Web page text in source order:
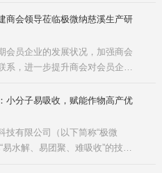
真实性审查、尽调走访、审定发
余家高科技型技术企业的竞争中
了2022年度《甬江人才工程》资
波《甬江
商会领导莅临极微纳慈溪生产研
会员企业的发展状况，加强商会
系，进一步提升商会对会员企业
常务副会长曾福麟，副会长兼秘
何太国、孙华强、顾问朱建中、
副会长张翔、会员尹珍秀、办公
访了宁波
小分子易吸收，赋能作物高产优
技有限公司（以下简称“极微
易水解、易团聚、难吸收”的技术